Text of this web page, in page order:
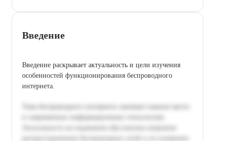
Введение
Введение раскрывает актуальность и цели изучения
особенностей функционирования беспроводного
интернета.